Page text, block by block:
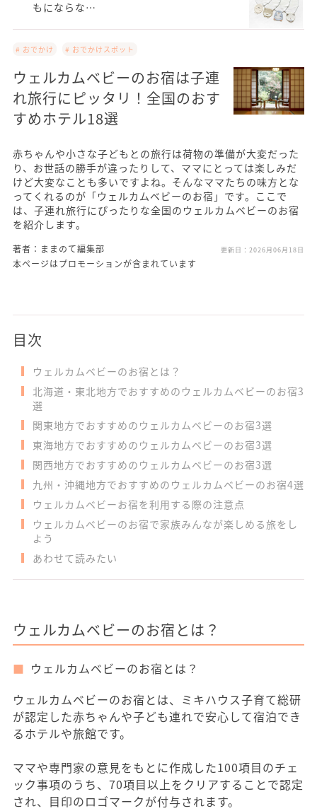
もにならな…
# おでかけ # おでかけスポット
ウェルカムベビーのお宿は子連
れ旅行にピッタリ！全国のおす
すめホテル18選
赤ちゃんや小さな子どもとの旅行は荷物の準備が大変だった
り、お世話の勝手が違ったりして、ママにとっては楽しみだ
けど大変なことも多いですよね。そんなママたちの味方とな
ってくれるのが「ウェルカムベビーのお宿」です。ここで
は、子連れ旅行にぴったりな全国のウェルカムベビーのお宿
を紹介します。
著者：ままのて編集部 更新日： 2026月06月18日
本ページはプロモーションが含まれています
目次
ウェルカムベビーのお宿とは？
北海道・東北地方でおすすめのウェルカムベビーのお宿3
選
関東地方でおすすめのウェルカムベビーのお宿3選
東海地方でおすすめのウェルカムベビーのお宿3選
関西地方でおすすめのウェルカムベビーのお宿3選
九州・沖縄地方でおすすめのウェルカムベビーのお宿4選
ウェルカムベビーお宿を利用する際の注意点
ウェルカムベビーのお宿で家族みんなが楽しめる旅をし
よう
あわせて読みたい
ウェルカムベビーのお宿とは？
ウェルカムベビーのお宿とは？
ウェルカムベビーのお宿とは、ミキハウス子育て総研
が認定した赤ちゃんや子ども連れで安心して宿泊でき
るホテルや旅館です。
ママや専門家の意見をもとに作成した100項目のチェ
ック事項のうち、70項目以上をクリアすることで認定
され、目印のロゴマークが付与されます。